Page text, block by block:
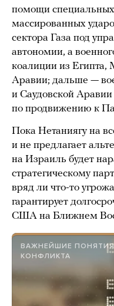
помощи специальных
массированных
сектора Газа под
автономии, а
коалиции из Египта,
Аравии; дальше —
и Саудовской
по продвижению к
Пока Нетаниягу на
и не предлагает
на Израиль будет
стратегическому
вряд ли что-то
гарантирует
США на Ближнем
ВАЖНЕЙШИЕ
КОНФЛИКТА